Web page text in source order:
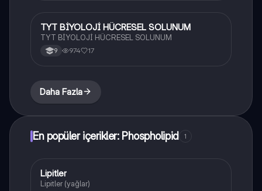
Biyoloji
TYT BİYOLOJİ HÜCRESEL SOLUNUM
TYT BİYOLOJİ HÜCRESEL SOLUNUM
9 974 17
Daha Fazla
En popüler içerikler: Phospholipid 1
Biyoloji
Lipitler
Lipitler (yağlar)